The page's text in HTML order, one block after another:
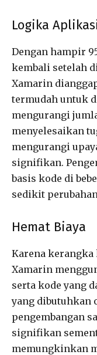
Logika
Dengan hampir
kembali setelah
Xamarin
termudah untuk
mengurangi
menyelesaikan
mengurangi
signifikan.
basis kode di
sedikit
Hemat Biaya
Karena
Xamarin
serta kode yang
yang dibutuhkan
pengembangan
signifikan
memungkinkan